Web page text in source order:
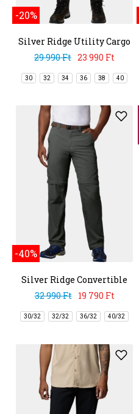
-20%
Silver Ridge Utility Cargo
Short
29 990 Ft 23 990 Ft
30 32 34 36 38 40
-40%
Silver Ridge Convertible
Pant
32 990 Ft 19 790 Ft
30/32 32/32 36/32 40/32